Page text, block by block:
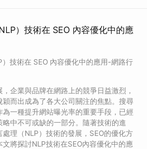
）技術在 SEO 內容優化中的應
）技術在 SEO 內容優化中的應用-網路行
企業與品牌在網路上的競爭日益激烈，
而出成為了各大公司關注的焦點。搜尋
為一種提升網站曝光率的重要手段，已經
略中不可或缺的一部分。隨著技術的進
理（NLP）技術的發展，SEO的優化方
將探討NLP技術在SEO內容優化中的應